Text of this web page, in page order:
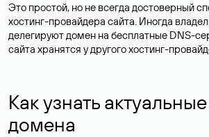
Это простой, но не всегда достоверный
хостинг-провайдера сайта. Иногда
делегируют домен на бесплатные DNS-
сайта хранятся у другого хостинг-
Как узнать
домена